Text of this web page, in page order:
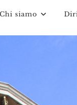
Chi siamo